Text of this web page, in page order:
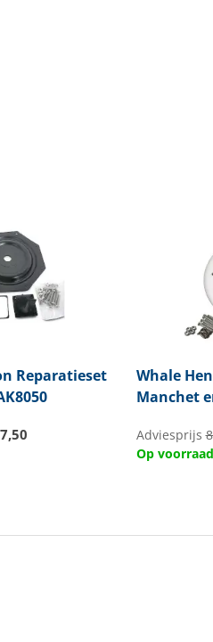
Reparatieset
Whale
Manchet
Adviesprijs
Op voorraad